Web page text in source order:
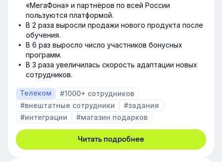
«МегаФона» и партнёров по всей России
пользуются платформой.
В 2 раза выросли продажи нового продукта после
обучения.
В 6 раз выросло число участников бонусных
программ.
В 3 раза увеличилась скорость адаптации новых
сотрудников.
Телеком
#1000+ сотрудников
#внештатные сотрудники
#задания
#интеграции
#магазин подарков
Читать подробнее